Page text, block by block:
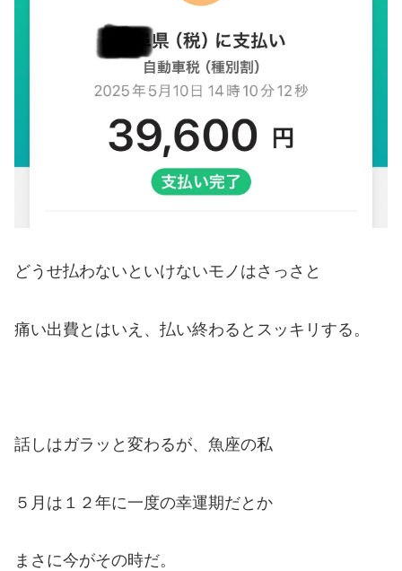
どうせ払わないといけないモノはさっさと
痛い出費とはいえ、払い終わるとスッキリする。
話しはガラッと変わるが、魚座の私
５月は１２年に一度の幸運期だとか
まさに今がその時だ。